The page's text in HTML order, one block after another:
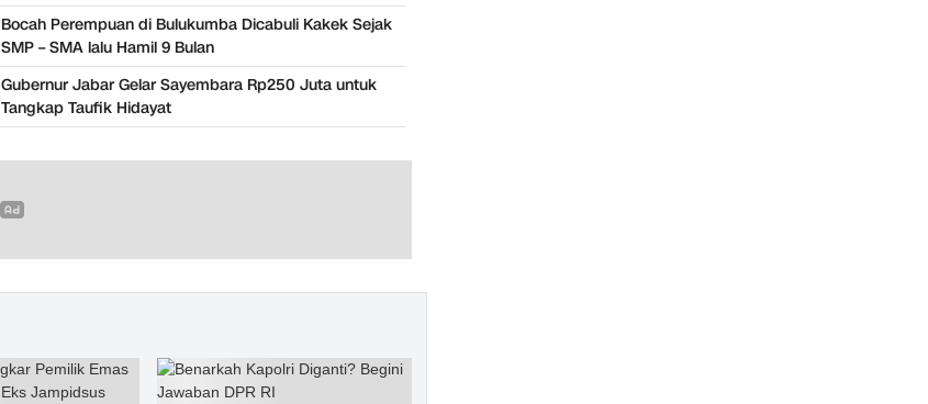
Bocah Perempuan di Bulukumba Dicabuli Kakek Sejak
SMP – SMA lalu Hamil 9 Bulan
Gubernur Jabar Gelar Sayembara Rp250 Juta untuk
Tangkap Taufik Hidayat